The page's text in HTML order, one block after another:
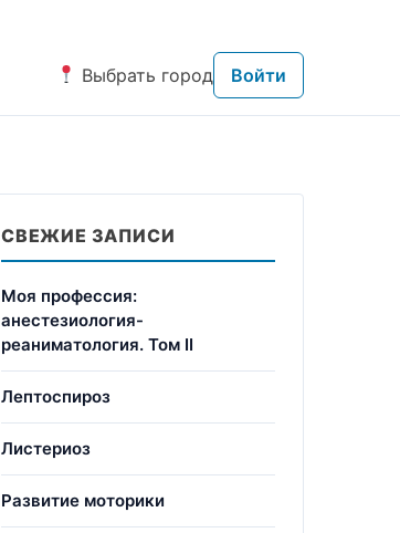
Выбрать город Войти
СВЕЖИЕ ЗАПИСИ
Моя профессия:
анестезиология-
реаниматология. Том II
Лептоспироз
Листериоз
Развитие моторики